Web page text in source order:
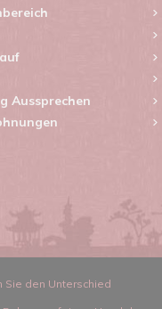
Aussprechen
Sie den Unterschied